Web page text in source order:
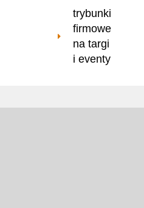
trybunki
firmowe
na targi
i eventy